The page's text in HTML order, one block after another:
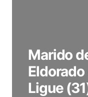
Marido
Eldorado
Ligue